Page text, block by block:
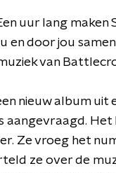
uur lang maken
en door jou
van
nieuw album uit
aangevraagd. Het
Ze vroeg het
ze over de